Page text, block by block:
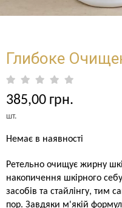
Глибоке
385,00 грн.
шт.
Немає в наявності
Ретельно очищує жирну
накопичення шкірного
засобів та стайлінгу, тим
пор. Завдяки м'якій